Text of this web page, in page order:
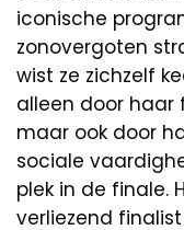
iconische
zonovergoten
wist ze zichzelf
alleen door haar
maar ook door
sociale
plek in de finale.
verliezend